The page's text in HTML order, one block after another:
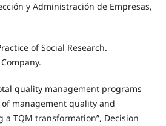
y Administración de Empresas,
of Social Research.
quality management programs
management quality and
TQM transformation”, Decision